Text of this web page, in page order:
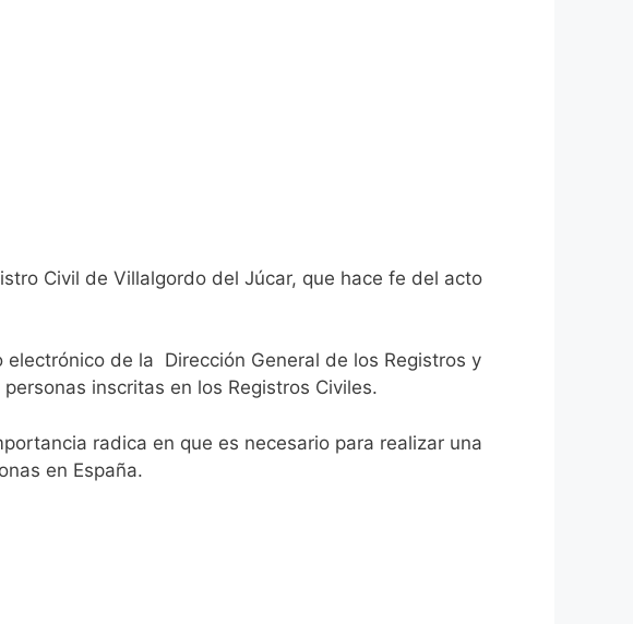
Civil de Villalgordo del Júcar, que hace fe del acto
de la Dirección General de los Registros y
inscritas en los Registros Civiles.
radica en que es necesario para realizar una
en España.